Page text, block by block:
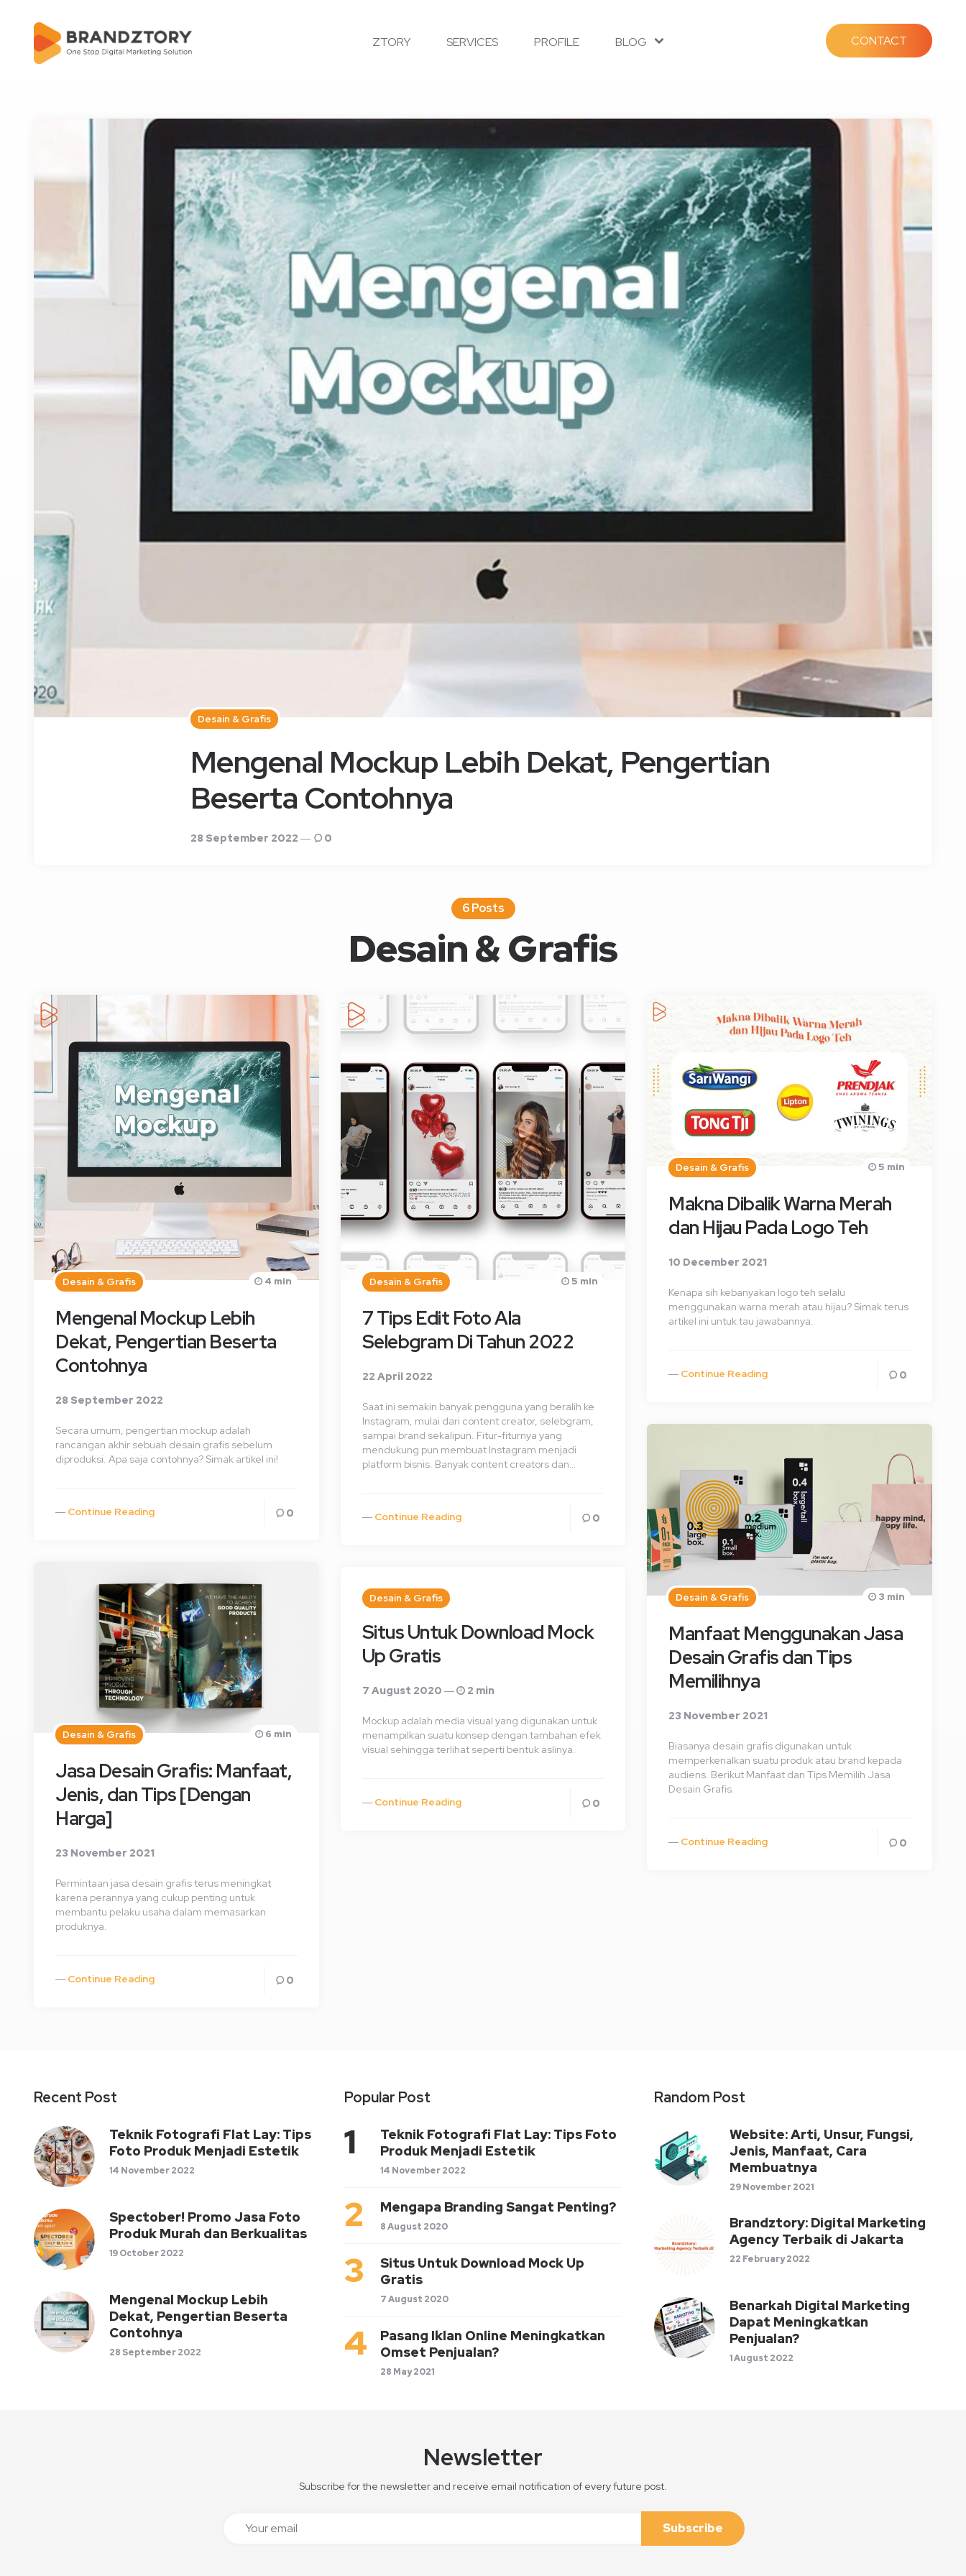
ZTORY SERVICES PROFILE BLOG CONTACT
Desain & Grafis
Mengenal Mockup Lebih Dekat, Pengertian
Beserta Contohnya
28 September 2022 0
6 Posts
Desain & Grafis
Desain & Grafis
Mengenal Mockup Lebih
Dekat, Pengertian Beserta
Contohnya
28 September 2022
4 min
Secara umum, pengertian mockup adalah
rancangan akhir sebuah desain grafis sebelum
diproduksi. Apa saja contohnya? Simak artikel ini!
Continue Reading 0
Desain & Grafis
7 Tips Edit Foto Ala
Selebgram Di Tahun 2022
22 April 2022
5 min
Saat ini semakin banyak pengguna yang beralih ke
Instagram, mulai dari content creator, selebgram,
sampai brand sekalipun. Fitur-fiturnya yang
mendukung pun membuat Instagram menjadi
platform bisnis. Banyak content creators dan…
Continue Reading 0
Desain & Grafis
Makna Dibalik Warna Merah
dan Hijau Pada Logo Teh
10 December 2021
5 min
Kenapa sih kebanyakan logo teh selalu
menggunakan warna merah atau hijau? Simak terus
artikel ini untuk tau jawabannya.
Continue Reading 0
Desain & Grafis
Manfaat Menggunakan Jasa
Desain Grafis dan Tips
Memilihnya
23 November 2021
3 min
Biasanya desain grafis digunakan untuk
memperkenalkan suatu produk atau brand kepada
audiens. Berikut Manfaat dan Tips Memilih Jasa
Desain Grafis.
Continue Reading 0
Desain & Grafis
Jasa Desain Grafis: Manfaat,
Jenis, dan Tips [Dengan
Harga]
23 November 2021
6 min
Permintaan jasa desain grafis terus meningkat
karena perannya yang cukup penting untuk
membantu pelaku usaha dalam memasarkan
produknya.
Continue Reading 0
Desain & Grafis
Situs Untuk Download Mock
Up Gratis
7 August 2020 2 min
Mockup adalah media visual yang digunakan untuk
menampilkan suatu konsep dengan tambahan efek
visual sehingga terlihat seperti bentuk aslinya.
Continue Reading 0
Recent Post
Teknik Fotografi Flat Lay: Tips
Foto Produk Menjadi Estetik
14 November 2022
Spectober! Promo Jasa Foto
Produk Murah dan Berkualitas
19 October 2022
Mengenal Mockup Lebih
Dekat, Pengertian Beserta
Contohnya
28 September 2022
Popular Post
Teknik Fotografi Flat Lay: Tips Foto
Produk Menjadi Estetik
14 November 2022
Mengapa Branding Sangat Penting?
8 August 2020
Situs Untuk Download Mock Up
Gratis
7 August 2020
Pasang Iklan Online Meningkatkan
Omset Penjualan?
28 May 2021
Random Post
Website: Arti, Unsur, Fungsi,
Jenis, Manfaat, Cara
Membuatnya
29 November 2021
Brandztory: Digital Marketing
Agency Terbaik di Jakarta
22 February 2022
Benarkah Digital Marketing
Dapat Meningkatkan
Penjualan?
1 August 2022
Newsletter
Subscribe for the newsletter and receive email notification of every future post.